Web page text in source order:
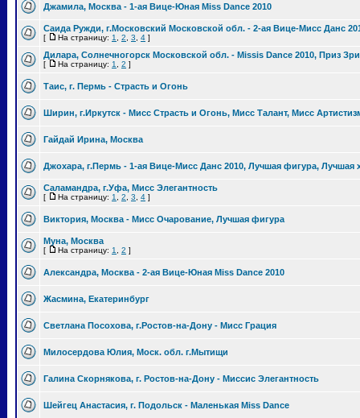
Джамила, Москва - 1-ая Вице-Юная Miss Dance 2010
Саида Ружди, г.Московский Московской обл. - 2-ая Вице-Мисс Данс
[ На страницу: 1 2 3 4 ]
Дилара, Солнечногорск Московской обл. - Missis Dance 2010, Приз
[ На страницу: 1 2 ]
Таис, г. Пермь - Страсть и Огонь
Ширин, г.Иркутск - Мисс Страсть и Огонь, Мисс Талант, Мисс
Гайдай Ирина, Москва
Джохара, г.Пермь - 1-ая Вице-Мисс Данс 2010, Лучшая фигура, Лучшая
Саламандра, г.Уфа, Мисс Элегантность
[ На страницу: 1 2 3 4 ]
Виктория, Москва - Мисс Очарование, Лучшая фигура
Муна, Москва
[ На страницу: 1 2 ]
Александра, Москва - 2-ая Вице-Юная Miss Dance 2010
Жасмина, Екатеринбург
Светлана Посохова, г.Ростов-на-Дону - Мисс Грация
Милосердова Юлия, Моск. обл. г.Мытищи
Галина Скорнякова, г. Ростов-на-Дону - Миссис Элегантность
Шейгец Анастасия, г. Подольск - Маленькая Miss Dance